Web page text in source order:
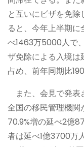
と互いにビザを免
ると、今年上半期
べ1463万5000人で
ザ免除による入境
占め、前年同期比
また、会見で発表
全国の移民管理機関
70.9%増の延べ2億
者は延べ1億3700万